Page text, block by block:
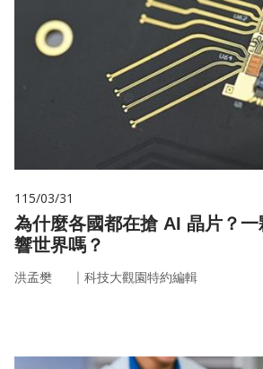
115/03/31
為什麼各國都在搶 AI 晶片？
響世界嗎？
洪孟樊 ｜ 科技大觀園特約編輯